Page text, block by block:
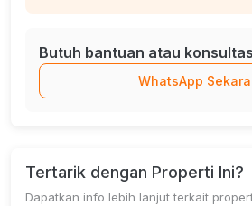
Butuh bantuan atau
WhatsApp
Tertarik dengan Properti Ini?
Dapatkan info lebih lanjut terkait